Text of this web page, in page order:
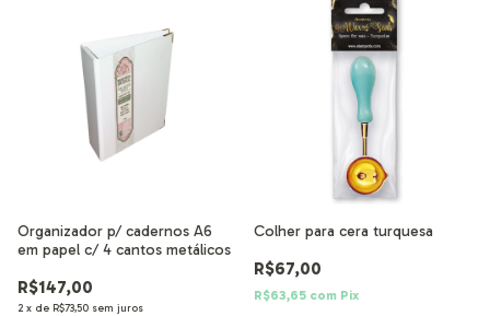
Organizador p/ cadernos A6
em papel c/ 4 cantos metálicos
R$147,00
2 x de R$73,50 sem juros
Colher para cera turquesa
R$67,00
R$63,65 com Pix